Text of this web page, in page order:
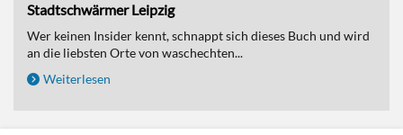
Stadtschwärmer Leipzig
Wer keinen Insider kennt, schnappt sich dieses Buch und wird
an die liebsten Orte von waschechten...
Weiterlesen